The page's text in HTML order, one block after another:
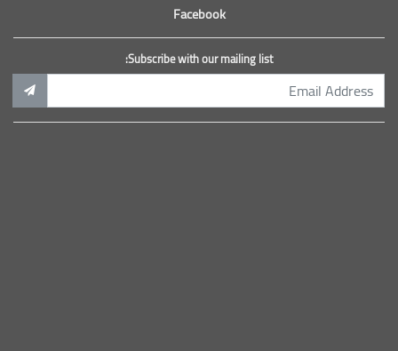
Facebook
Subscribe with our mailing list: